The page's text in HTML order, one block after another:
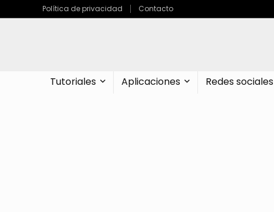
Política de privacidad Contacto
Tutoriales Aplicaciones Redes sociales